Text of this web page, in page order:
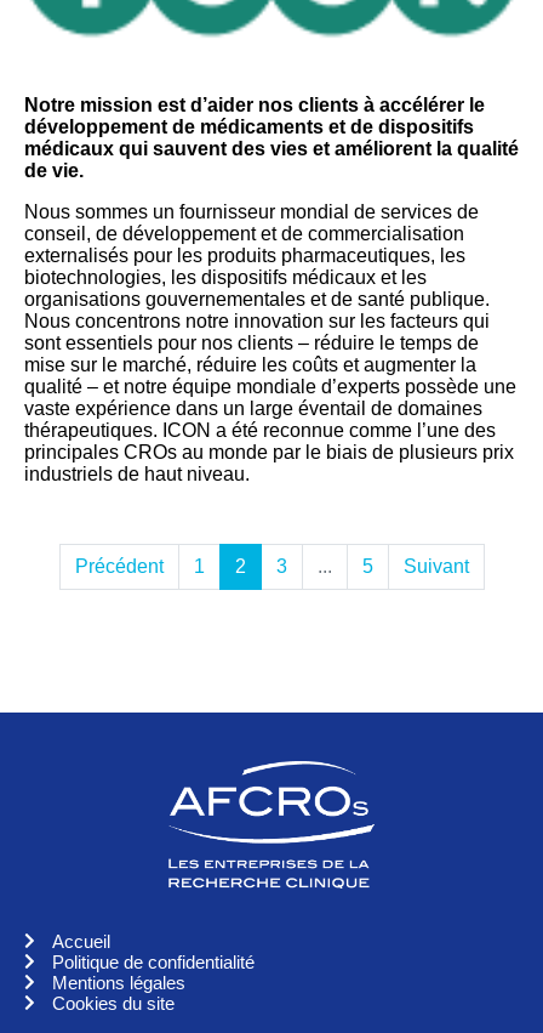
Notre mission est d’aider nos clients à accélérer le
développement de médicaments et de dispositifs
médicaux qui sauvent des vies et améliorent la qualité
de vie.
Nous sommes un fournisseur mondial de services de
conseil, de développement et de commercialisation
externalisés pour les produits pharmaceutiques, les
biotechnologies, les dispositifs médicaux et les
organisations gouvernementales et de santé publique.
Nous concentrons notre innovation sur les facteurs qui
sont essentiels pour nos clients – réduire le temps de
mise sur le marché, réduire les coûts et augmenter la
qualité – et notre équipe mondiale d’experts possède une
vaste expérience dans un large éventail de domaines
thérapeutiques. ICON a été reconnue comme l’une des
principales CROs au monde par le biais de plusieurs prix
industriels de haut niveau.
Précédent 1 2 3 ... 5 Suivant
Accueil
Politique de confidentialité
Mentions légales
Cookies du site